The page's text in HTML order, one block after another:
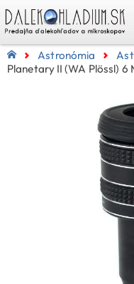
Astronómia
Planetary II (WA Plössl) 6